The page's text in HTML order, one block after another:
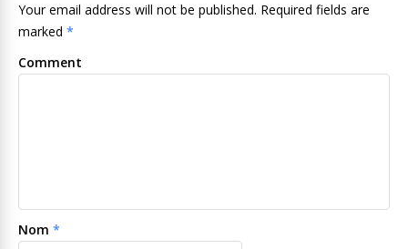
Your email address will not be published. Required fields are
marked *
Comment
Nom *